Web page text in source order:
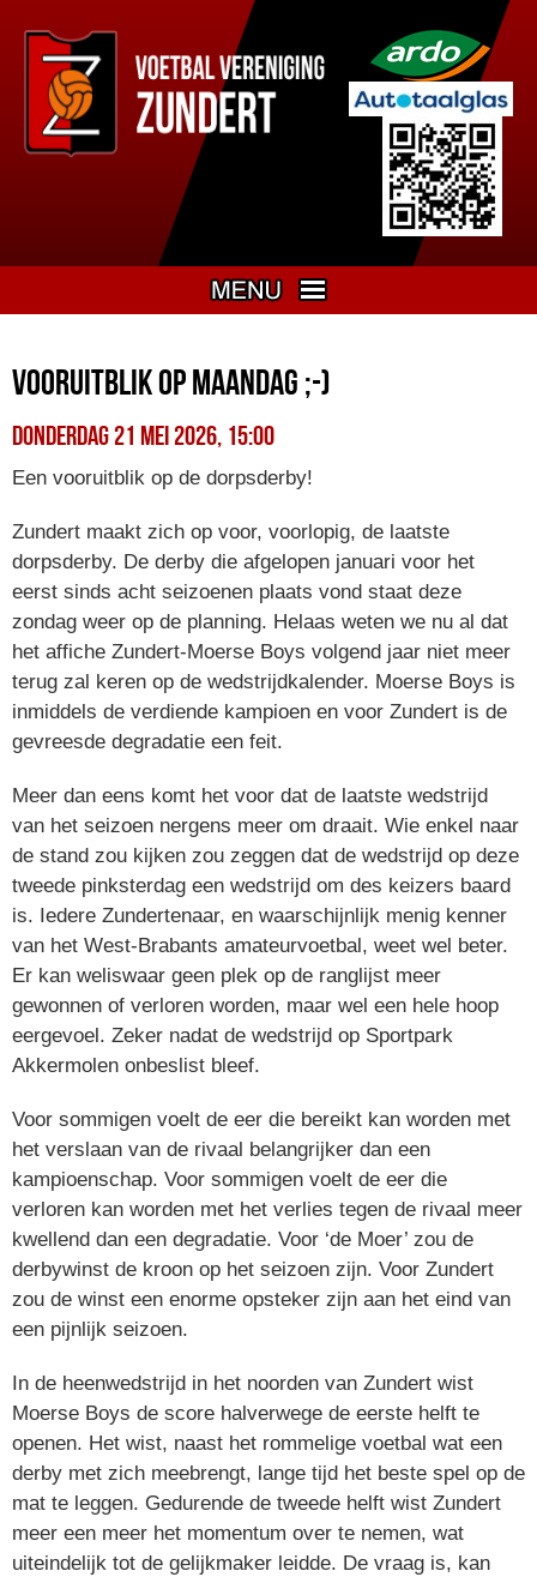
Vooruitblik op maandag ;-)
donderdag 21 mei 2026, 15:00
Een vooruitblik op de dorpsderby!
Zundert maakt zich op voor, voorlopig, de laatste
dorpsderby. De derby die afgelopen januari voor het
eerst sinds acht seizoenen plaats vond staat deze
zondag weer op de planning. Helaas weten we nu al dat
het affiche Zundert-Moerse Boys volgend jaar niet meer
terug zal keren op de wedstrijdkalender. Moerse Boys is
inmiddels de verdiende kampioen en voor Zundert is de
gevreesde degradatie een feit.
Meer dan eens komt het voor dat de laatste wedstrijd
van het seizoen nergens meer om draait. Wie enkel naar
de stand zou kijken zou zeggen dat de wedstrijd op deze
tweede pinksterdag een wedstrijd om des keizers baard
is. Iedere Zundertenaar, en waarschijnlijk menig kenner
van het West-Brabants amateurvoetbal, weet wel beter.
Er kan weliswaar geen plek op de ranglijst meer
gewonnen of verloren worden, maar wel een hele hoop
eergevoel. Zeker nadat de wedstrijd op Sportpark
Akkermolen onbeslist bleef.
Voor sommigen voelt de eer die bereikt kan worden met
het verslaan van de rivaal belangrijker dan een
kampioenschap. Voor sommigen voelt de eer die
verloren kan worden met het verlies tegen de rivaal meer
kwellend dan een degradatie. Voor ‘de Moer’ zou de
derbywinst de kroon op het seizoen zijn. Voor Zundert
zou de winst een enorme opsteker zijn aan het eind van
een pijnlijk seizoen.
In de heenwedstrijd in het noorden van Zundert wist
Moerse Boys de score halverwege de eerste helft te
openen. Het wist, naast het rommelige voetbal wat een
derby met zich meebrengt, lange tijd het beste spel op de
mat te leggen. Gedurende de tweede helft wist Zundert
meer een meer het momentum over te nemen, wat
uiteindelijk tot de gelijkmaker leidde. De vraag is, kan